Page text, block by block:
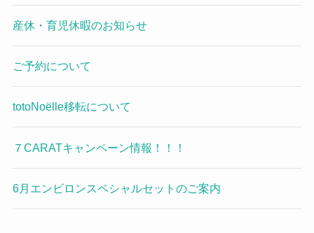
産休・育児休暇のお知らせ
ご予約について
totoNoëlle移転について
７CARATキャンペーン情報！！！
6月エンビロンスペシャルセットのご案内